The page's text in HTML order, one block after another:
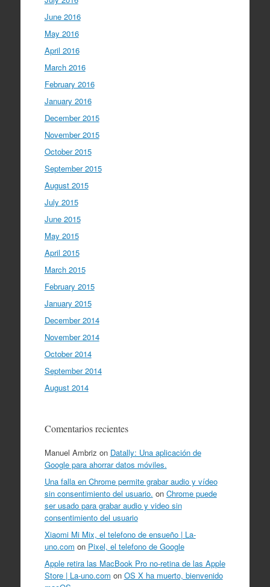
June 2016
May 2016
April 2016
March 2016
February 2016
January 2016
December 2015
November 2015
October 2015
September 2015
August 2015
July 2015
June 2015
May 2015
April 2015
March 2015
February 2015
January 2015
December 2014
November 2014
October 2014
September 2014
August 2014
Comentarios recientes
Manuel Ambriz on Datally: Una aplicación de
Google para ahorrar datos móviles.
Una falla en Chrome permite grabar audio y vídeo
sin consentimiento del usuario. on Chrome puede
ser usado para grabar audio y video sin
consentimiento del usuario
Xiaomi Mi Mix, el telefono de ensueño | La-
uno.com on Pixel, el telefono de Google
Apple retira las MacBook Pro no-retina de las Apple
Store | La-uno.com on OS X ha muerto, bienvenido